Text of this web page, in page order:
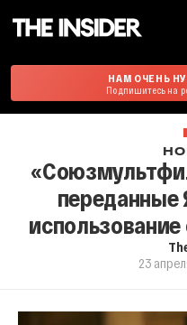
НАМ ОЧЕНЬ
Подпишитесь на
переданные
23